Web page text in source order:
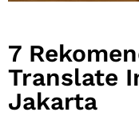
7
Translate
Jakarta